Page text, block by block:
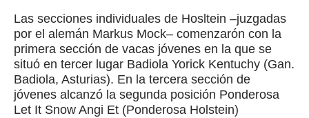
Las secciones individuales de Hosltein –juzgadas
por el alemán Markus Mock– comenzarón con la
primera sección de vacas jóvenes en la que se
situó en tercer lugar Badiola Yorick Kentuchy (Gan.
Badiola, Asturias). En la tercera sección de
jóvenes alcanzó la segunda posición Ponderosa
Let It Snow Angi Et (Ponderosa Holstein)